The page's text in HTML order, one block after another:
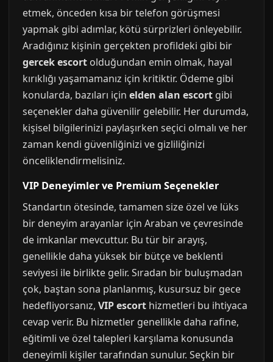
etmek, önceden kısa bir telefon görüşmesi
yapmak gibi adımlar, kötü sürprizleri önleyebilir.
Aradığınız kişinin gerçekten profildeki gibi bir
gercek escort olduğundan emin olmak, hayal
kırıklığı yaşamamanız için kritiktir. Ödeme gibi
konularda, bazıları için elden alan escort gibi
seçenekler daha güvenilir gelebilir. Her durumda,
kişisel bilgilerinizi paylaşırken seçici olmalı ve her
zaman kendi güvenliğinizi ve gizliliğinizi
önceliklendirmelisiniz.
VIP Deneyimler ve Premium Seçenekler
Standartın ötesinde, tamamen size özel ve lüks
bir deneyim arayanlar için Araban ve çevresinde
de imkanlar mevcuttur. Bu tür bir arayış,
genellikle daha yüksek bir bütçe ve beklenti
seviyesi ile birlikte gelir. Sıradan bir buluşmadan
çok, baştan sona planlanmış, kusursuz bir gece
hedefliyorsanız, VIP escort hizmetleri bu ihtiyaca
cevap verir. Bu hizmetler genellikle daha rafine,
eğitimli ve özel talepleri karşılama konusunda
deneyimli kişiler tarafından sunulur. Seçkin bir